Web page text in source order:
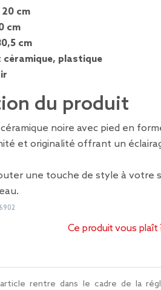
20 cm
cm
cm
céramique, plastique
du produit
noire avec pied en
et originalité offrant un
une touche de style à votre
Ce produit vous plaît
rentre dans le cadre de la